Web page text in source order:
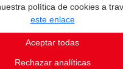
política de cookies a
este enlace
Aceptar todas
Rechazar analíticas